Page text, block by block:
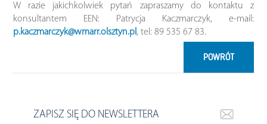
W razie jakichkolwiek pytań zapraszamy do kontaktu z
konsultantem EEN: Patrycja Kaczmarczyk, e-mail:
p.kaczmarczyk@wmarr.olsztyn.pl , tel: 89 535 67 83.
POWRÓT
ZAPISZ SIĘ DO NEWSLETTERA